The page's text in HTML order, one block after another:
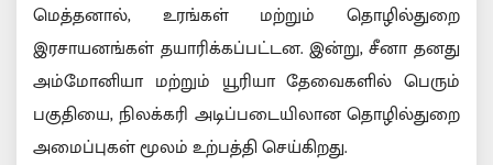
மெத்தனால், உரங்கள் மற்றும் தொழில்துறை
இரசாயனங்கள் தயாரிக்கப்பட்டன. இன்று, சீனா தனது
அம்மோனியா மற்றும் யூரியா தேவைகளில் பெரும்
பகுதியை, நிலக்கரி அடிப்படையிலான தொழில்துறை
அமைப்புகள் மூலம் உற்பத்தி செய்கிறது.